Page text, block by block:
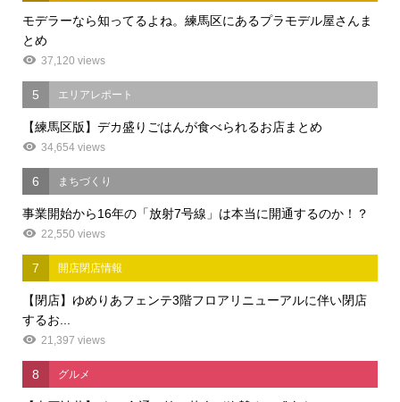
モデラーなら知ってるよね。練馬区にあるプラモデル屋さんま
とめ
37,120 views
5 エリアレポート
【練馬区版】デカ盛りごはんが食べられるお店まとめ
34,654 views
6 まちづくり
事業開始から16年の「放射7号線」は本当に開通するのか！？
22,550 views
7 開店閉店情報
【閉店】ゆめりあフェンテ3階フロアリニューアルに伴い閉店
するお...
21,397 views
8 グルメ